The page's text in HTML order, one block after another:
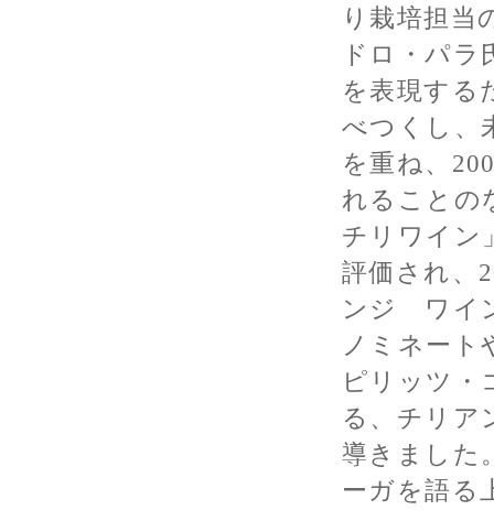
り栽培担当
ドロ・パ
を表現する
べつくし、
を重ね、
れることの
チリワイン
評価され、
ンジ ワイ
ノミネート
ピリッツ・
る、チリア
導きました
ーガを語る